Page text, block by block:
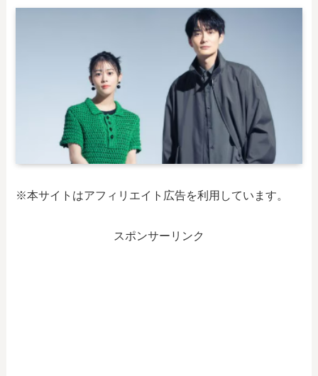
※本サイトはアフィリエイト広告を利用しています。
スポンサーリンク